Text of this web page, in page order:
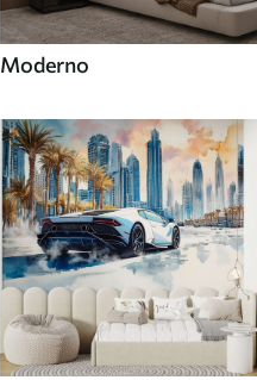
Moderno